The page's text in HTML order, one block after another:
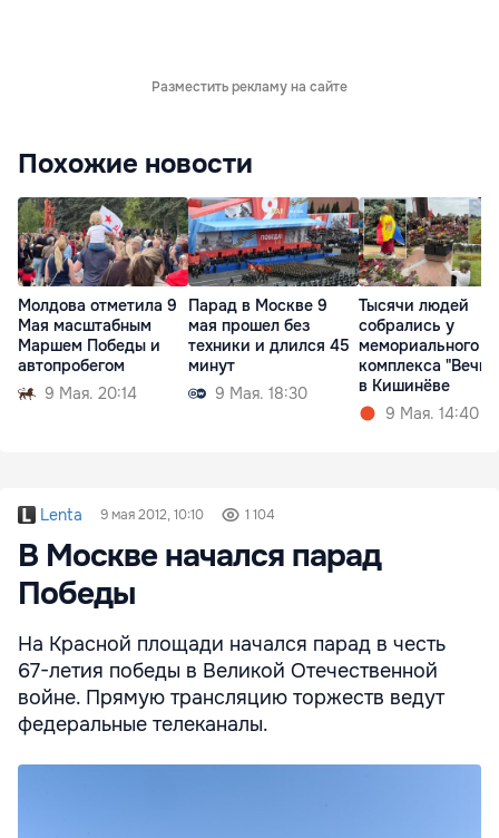
Разместить рекламу на сайте
Похожие новости
Молдова отметила 9
Мая масштабным
Маршем Победы и
автопробегом
9 Мая. 20:14
Парад в Москве 9
мая прошел без
техники и длился 45
минут
9 Мая. 18:30
Тысячи людей
собрались у
мемориального
комплекса
в Кишинёве
9 Мая. 14:40
Lenta 9 мая 2012, 10:10 1 104
В Москве начался парад
Победы
На Красной площади начался парад в честь
67-летия победы в Великой Отечественной
войне. Прямую трансляцию торжеств ведут
федеральные телеканалы.